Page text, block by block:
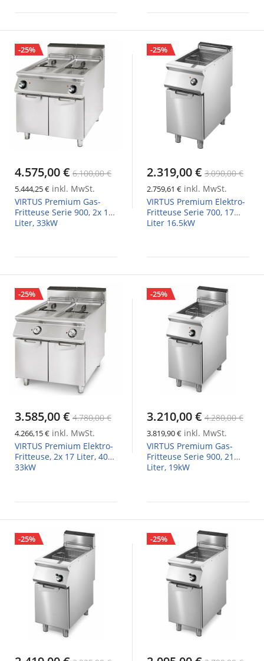
-25%
4.575,00 € 6.100,00 €
5.444,25 € inkl. MwSt.
VIRTUS Premium Gas-
Fritteuse Serie 900, 2x 17
Liter, 33kW
-25%
2.319,00 € 3.090,00 €
2.759,61 € inkl. MwSt.
VIRTUS Premium Elektro-
Fritteuse Serie 700, 17
Liter 16.5kW
-25%
3.585,00 € 4.780,00 €
4.266,15 € inkl. MwSt.
VIRTUS Premium Elektro-
Fritteuse, 2x 17 Liter, 400V
33kW
-25%
3.210,00 € 4.280,00 €
3.819,90 € inkl. MwSt.
VIRTUS Premium Gas-
Fritteuse Serie 900, 21
Liter, 19kW
-25% -25%